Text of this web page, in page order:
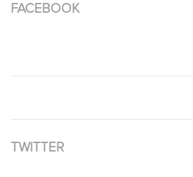
FACEBOOK
TWITTER